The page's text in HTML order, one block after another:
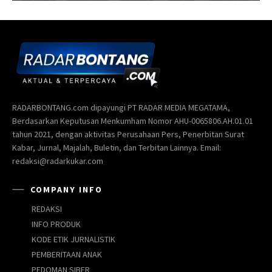
RADARBONTANG.com dipayungi PT RADAR MEDIA MEGATAMA,
Berdasarkan Keputusan Menkumham Nomor AHU-0065806.AH.01.01
tahun 2021, dengan aktivitas Perusahaan Pers, Penerbitan Surat
Kabar, Jurnal, Majalah, Buletin, dan Terbitan Lainnya. Email:
redaksi@radarkukar.com
COMPANY INFO
REDAKSI
INFO PRODUK
KODE ETIK JURNALISTIK
PEMBERITAAN ANAK
PEDOMAN SIBER